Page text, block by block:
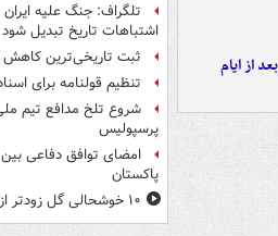
از ایام
تلگراف: جنگ علیه
اشتباهات تاریخ تبدیل شود
ثبت تاریخی‌ترین کاهش
تنظیم قولنامه برای
شروع تلخ مدافع تیم
پرسپولیس
امضای توافق دفاعی
پاکستان
۱۰ خوشحالی گل زودتر از موعد